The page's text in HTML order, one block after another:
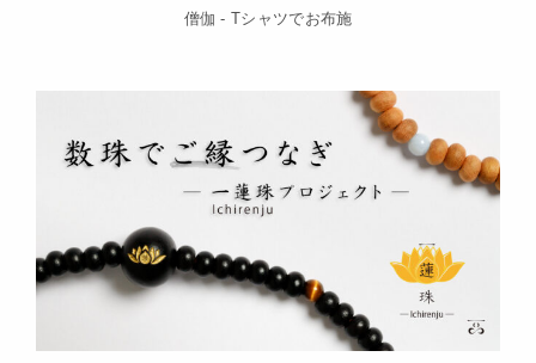
僧伽 - Tシャツでお布施